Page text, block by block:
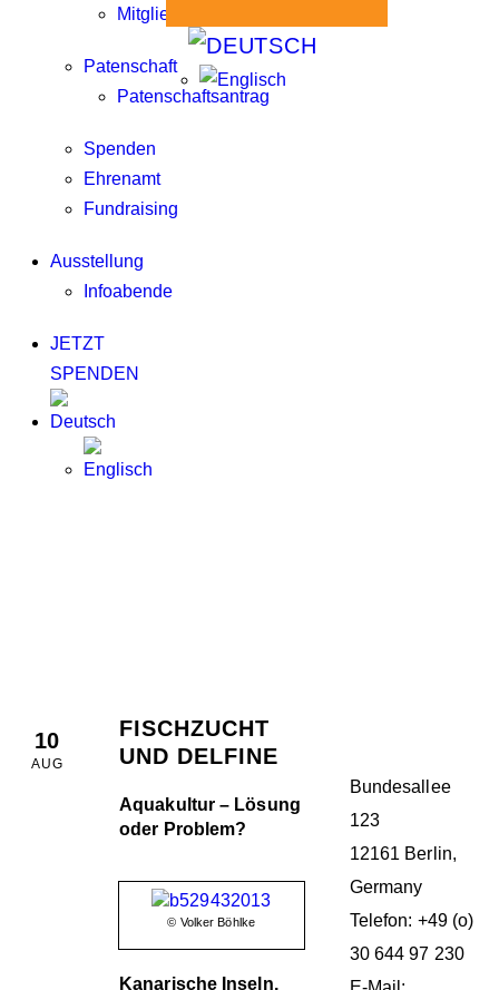
Mitgliedschaftsantrag
Patenschaft
Patenschaftsantrag
Spenden
Ehrenamt
Fundraising
Ausstellung
Infoabende
JETZT
SPENDEN
10
AUG
FISCHZUCHT
UND DELFINE
Aquakultur – Lösung
oder Problem?
© Volker Böhlke
Kanarische Inseln,
Bundesallee
123
12161 Berlin,
Germany
Telefon: +49 (o)
30 644 97 230